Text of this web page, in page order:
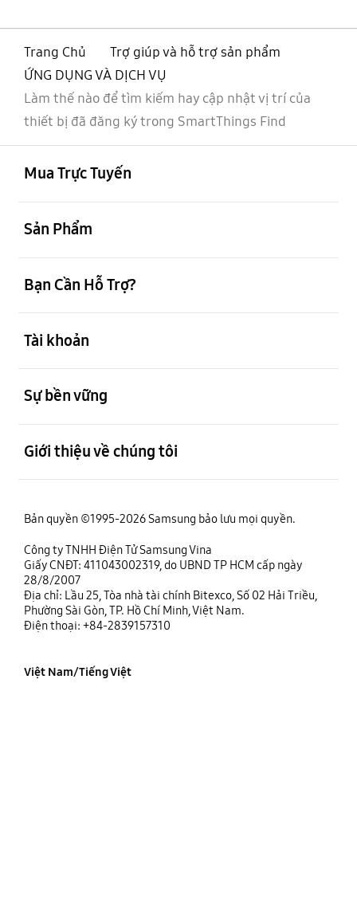
Trang Chủ
Trợ giúp và hỗ trợ sản phẩm
ỨNG DỤNG VÀ DỊCH VỤ
Làm thế nào để tìm kiếm hay cập nhật vị trí của
thiết bị đã đăng ký trong SmartThings Find
Mua Trực Tuyến
Sản Phẩm
Bạn Cần Hỗ Trợ?
Tài khoản
Sự bền vững
Giới thiệu về chúng tôi
Bản quyền ©1995-2026 Samsung bảo lưu mọi quyền.
Công ty TNHH Điện Tử Samsung Vina
Giấy CNĐT: 411043002319, do UBND TP HCM cấp ngày
28/8/2007
Địa chỉ: Lầu 25, Tòa nhà tài chính Bitexco, Số 02 Hải Triều,
Phường Sài Gòn, TP. Hồ Chí Minh, Việt Nam.
Điện thoại: +84-2839157310
Việt Nam/Tiếng Việt